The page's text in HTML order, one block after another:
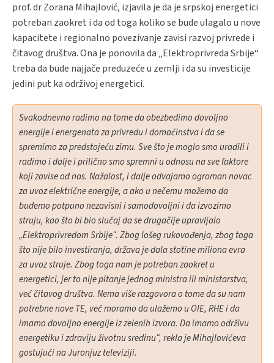
prof. dr Zorana Mihajlović, izjavila je da je srpskoj energetici
potreban zaokret i da od toga koliko se bude ulagalo u nove
kapacitete i regionalno povezivanje zavisi razvoj privrede i
čitavog društva. Ona je ponovila da „Elektroprivreda Srbije“
treba da bude najjače preduzeće u zemlji i da su investicije
jedini put ka održivoj energetici.
Svakodnevno radimo na tome da obezbedimo dovoljno
energije i energenata za privredu i domaćinstva i da se
spremimo za predstojeću zimu. Sve što je moglo smo uradili i
radimo i dalje i prilično smo spremni u odnosu na sve faktore
koji zavise od nas. Nažalost, i dalje odvajamo ogroman novac
za uvoz električne energije, a ako u nečemu možemo da
budemo potpuno nezavisni i samodovoljni i da izvozimo
struju, kao što bi bio slučaj da se drugačije upravljalo
„Elektroprivredom Srbije“. Zbog lošeg rukovođenja, zbog toga
što nije bilo investiranja, država je dala stotine miliona evra
za uvoz struje. Zbog toga nam je potreban zaokret u
energetici, jer to nije pitanje jednog ministra ili ministarstva,
već čitavog društva. Nema više razgovora o tome da su nam
potrebne nove TE, već moramo da ulažemo u OIE, RHE i da
imamo dovoljno energije iz zelenih izvora. Da imamo održivu
energetiku i zdraviju životnu sredinu“, rekla je Mihajlovićeva
gostujući na Juronjuz televiziji.